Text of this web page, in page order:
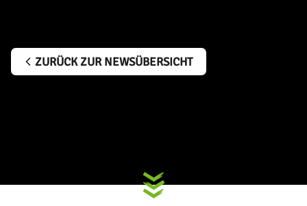
ZURÜCK ZUR NEWSÜBERSICHT